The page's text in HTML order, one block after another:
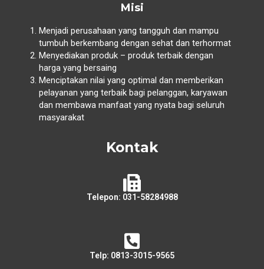
Misi
Menjadi perusahaan yang tangguh dan mampu
tumbuh berkembang dengan sehat dan terhormat
Menyediakan produk – produk terbaik dengan
harga yang bersaing
Menciptakan nilai yang optimal dan memberikan
pelayanan yang terbaik bagi pelanggan, karyawan
dan membawa manfaat yang nyata bagi seluruh
masyarakat
Kontak
Telepon: 031-58284988
Telp: 0813-3015-9565